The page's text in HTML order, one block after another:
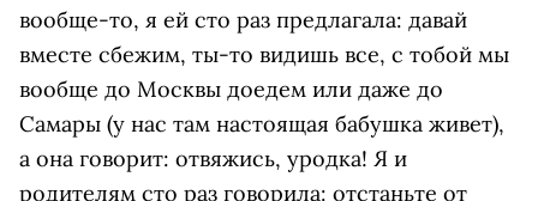
вообще-то, я ей сто раз предлагала: давай
вместе сбежим, ты-то видишь все, с тобой мы
вообще до Москвы доедем или даже до
Самары (у нас там настоящая бабушка живет),
а она говорит: отвяжись, уродка! Я и
родителям сто раз говорила: отстаньте от